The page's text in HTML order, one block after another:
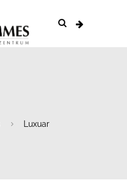
Luxuar